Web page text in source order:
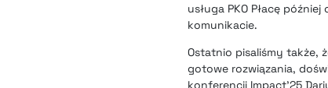
usługa PKO Płacę
komunikacie.
Ostatnio pisaliśmy także,
gotowe rozwiązania,
konferencji Impact’25